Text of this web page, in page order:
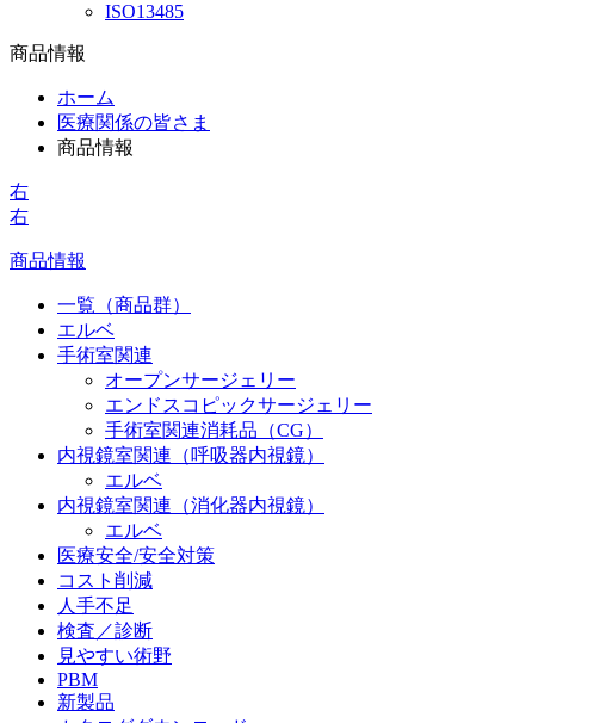
ISO13485
商品情報
ホーム
医療関係の皆さま
商品情報
右
右
商品情報
一覧（商品群）
エルベ
手術室関連
オープンサージェリー
エンドスコピックサージェリー
手術室関連消耗品（CG）
内視鏡室関連（呼吸器内視鏡）
エルベ
内視鏡室関連（消化器内視鏡）
エルベ
医療安全/安全対策
コスト削減
人手不足
検査／診断
見やすい術野
PBM
新製品